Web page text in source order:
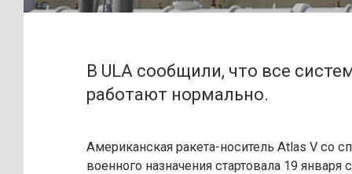
В ULA сообщили, что все
работают нормально.
Американская ракета-носитель Atlas V со
военного назначения стартовала 19